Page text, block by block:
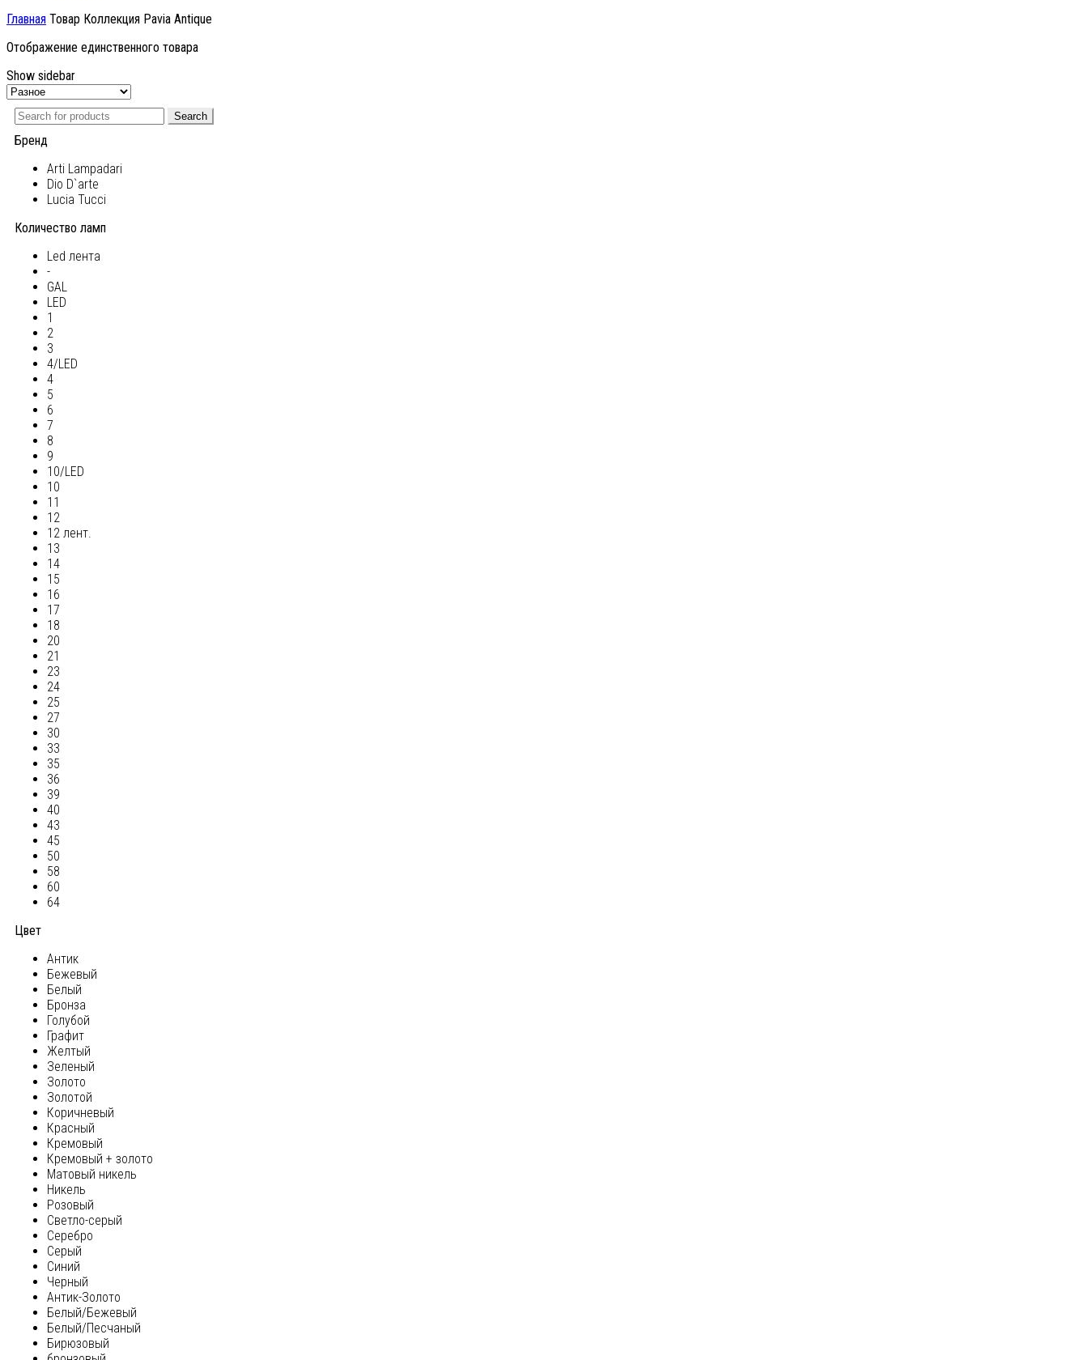
Главная Товар Коллекция Pavia Antique
Отображение единственного товара
Show sidebar
Search
Бренд
Arti Lampadari
Dio D`arte
Lucia Tucci
Количество ламп
Led лента
-
GAL
LED
1
2
3
4/LED
4
5
6
7
8
9
10/LED
10
11
12
12 лент.
13
14
15
16
17
18
20
21
23
24
25
27
30
33
35
36
39
40
43
45
50
58
60
64
Цвет
Антик
Бежевый
Белый
Бронза
Голубой
Графит
Желтый
Зеленый
Золото
Золотой
Коричневый
Красный
Кремовый
Кремовый + золото
Матовый никель
Никель
Розовый
Светло-серый
Серебро
Серый
Синий
Черный
Антик-Золото
Белый/Бежевый
Белый/Песчаный
Бирюзовый